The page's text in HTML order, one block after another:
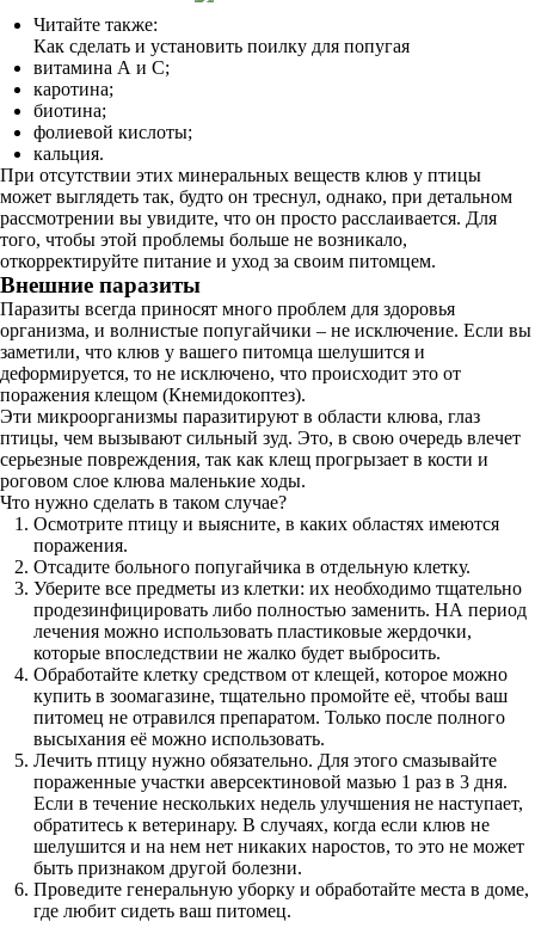
Читайте также:
Как сделать и установить поилку для попугая
витамина А и С;
каротина;
биотина;
фолиевой кислоты;
кальция.
При отсутствии этих минеральных веществ клюв у птицы
может выглядеть так, будто он треснул, однако, при детальном
рассмотрении вы увидите, что он просто расслаивается. Для
того, чтобы этой проблемы больше не возникало,
откорректируйте питание и уход за своим питомцем.
Внешние паразиты
Паразиты всегда приносят много проблем для здоровья
организма, и волнистые попугайчики – не исключение. Если вы
заметили, что клюв у вашего питомца шелушится и
деформируется, то не исключено, что происходит это от
поражения клещом (Кнемидокоптез).
Эти микроорганизмы паразитируют в области клюва, глаз
птицы, чем вызывают сильный зуд. Это, в свою очередь влечет
серьезные повреждения, так как клещ прогрызает в кости и
роговом слое клюва маленькие ходы.
Что нужно сделать в таком случае?
Осмотрите птицу и выясните, в каких областях имеются
поражения.
Отсадите больного попугайчика в отдельную клетку.
Уберите все предметы из клетки: их необходимо тщательно
продезинфицировать либо полностью заменить. НА период
лечения можно использовать пластиковые жердочки,
которые впоследствии не жалко будет выбросить.
Обработайте клетку средством от клещей, которое можно
купить в зоомагазине, тщательно промойте её, чтобы ваш
питомец не отравился препаратом. Только после полного
высыхания её можно использовать.
Лечить птицу нужно обязательно. Для этого смазывайте
пораженные участки аверсектиновой мазью 1 раз в 3 дня.
Если в течение нескольких недель улучшения не наступает,
обратитесь к ветеринару. В случаях, когда если клюв не
шелушится и на нем нет никаких наростов, то это не может
быть признаком другой болезни.
Проведите генеральную уборку и обработайте места в доме,
где любит сидеть ваш питомец.